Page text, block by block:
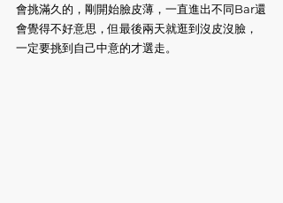
會挑滿久的，剛開始臉皮薄，一直進出不同Bar還
會覺得不好意思，但最後兩天就逛到沒皮沒臉，
一定要挑到自己中意的才選走。